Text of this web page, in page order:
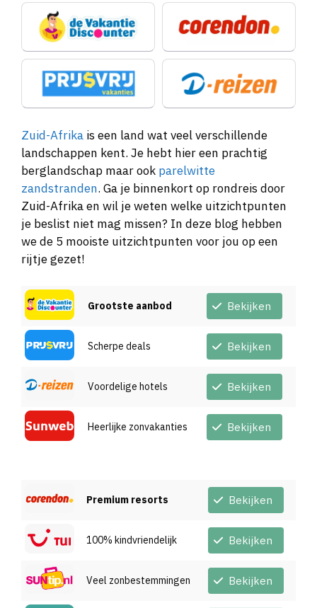
Zuid-Afrika is een land wat veel verschillende
landschappen kent. Je hebt hier een prachtig
berglandschap maar ook parelwitte
zandstranden. Ga je binnenkort op rondreis door
Zuid-Afrika en wil je weten welke uitzichtpunten
je beslist niet mag missen? In deze blog hebben
we de 5 mooiste uitzichtpunten voor jou op een
rijtje gezet!
Grootste aanbod Bekijken
Scherpe deals Bekijken
Voordelige hotels Bekijken
Heerlijke zonvakanties Bekijken
Premium resorts Bekijken
100% kindvriendelijk Bekijken
Veel zonbestemmingen Bekijken